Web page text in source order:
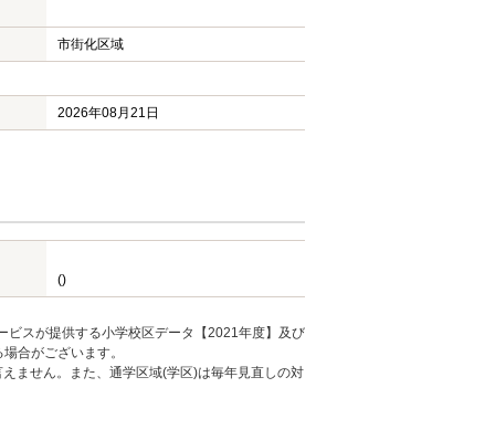
市街化区域
2026年08月21日
()
ビスが提供する小学校区データ【2021年度】及び
合がございます。
ません。また、通学区域(学区)は毎年見直しの対